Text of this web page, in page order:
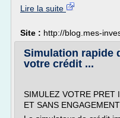
Lire la suite
Site : http://blog.mes-
Simulation rapide
votre crédit ...
SIMULEZ VOTRE PRET
ET SANS ENGAGEMENT